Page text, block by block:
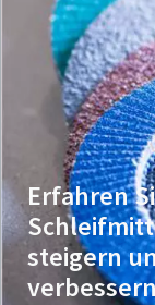
Erfahren
steigern